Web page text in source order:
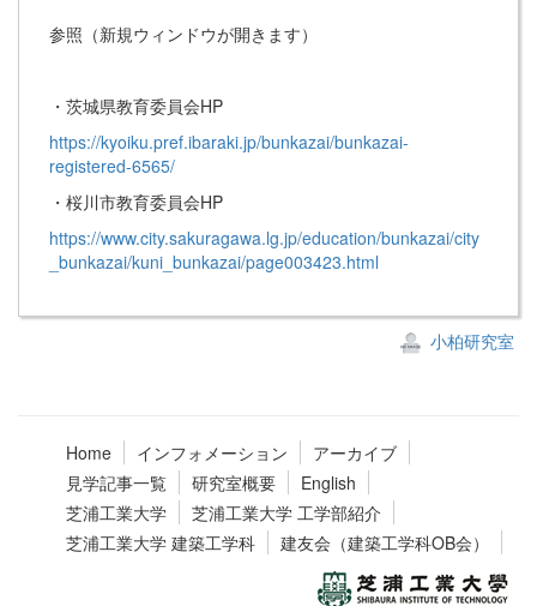
参照（新規ウィンドウが開きます）
・茨城県教育委員会HP
https://kyoiku.pref.ibaraki.jp/bunkazai/bunkazai-
registered-6565/
・桜川市教育委員会HP
https://www.city.sakuragawa.lg.jp/education/bunkazai/city
_bunkazai/kuni_bunkazai/page003423.html
小柏研究室
Home インフォメーション
アーカイブ
見学記事一覧
研究室概要
English
芝浦工業大学
芝浦工業大学 工学部紹介
芝浦工業大学 建築工学科
建友会（建築工学科OB会）